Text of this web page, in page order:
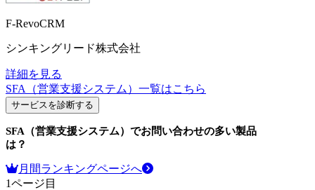
F-RevoCRM
シンキングリード株式会社
詳細を見る
SFA（営業支援システム） 一覧はこちら
サービスを診断する
SFA（営業支援システム） でお問い合わせの多い製品
は？
月間ランキングページへ
1ページ目